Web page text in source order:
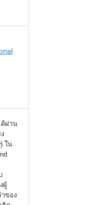
ด้ผ่าน
ใน
ผู้
าของ